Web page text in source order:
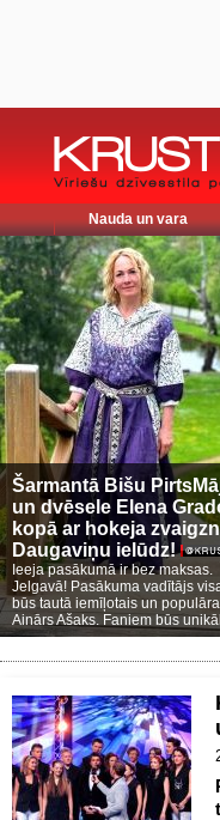
Nauda un vara
Šarmantā Bišu
un dvēsele Elena
kopā ar hokeja
Daugaviņu ielūdz!
Ieeja pasākumā ir bez
Jelgavā! Pasākuma vadītājs
būs tautā iemīļotais un
Ainārs Ašaks. Faniem būs